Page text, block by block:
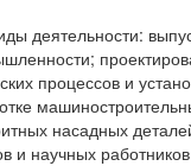
деятельности:
процессов и
насадных
и научных работников